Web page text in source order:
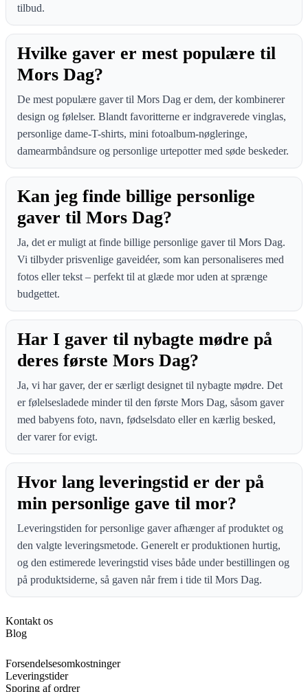
tilbud.
Hvilke gaver er mest populære til
Mors Dag?
De mest populære gaver til Mors Dag er dem, der kombinerer
design og følelser. Blandt favoritterne er indgraverede vinglas,
personlige dame-T-shirts, mini fotoalbum-nøgleringe,
damearmbåndsure og personlige urtepotter med søde beskeder.
Kan jeg finde billige personlige
gaver til Mors Dag?
Ja, det er muligt at finde billige personlige gaver til Mors Dag.
Vi tilbyder prisvenlige gaveidéer, som kan personaliseres med
fotos eller tekst – perfekt til at glæde mor uden at sprænge
budgettet.
Har I gaver til nybagte mødre på
deres første Mors Dag?
Ja, vi har gaver, der er særligt designet til nybagte mødre. Det
er følelsesladede minder til den første Mors Dag, såsom gaver
med babyens foto, navn, fødselsdato eller en kærlig besked,
der varer for evigt.
Hvor lang leveringstid er der på
min personlige gave til mor?
Leveringstiden for personlige gaver afhænger af produktet og
den valgte leveringsmetode. Generelt er produktionen hurtig,
og den estimerede leveringstid vises både under bestillingen og
på produktsiderne, så gaven når frem i tide til Mors Dag.
Kontakt os
Blog
Forsendelsesomkostninger
Leveringstider
Sporing af ordrer